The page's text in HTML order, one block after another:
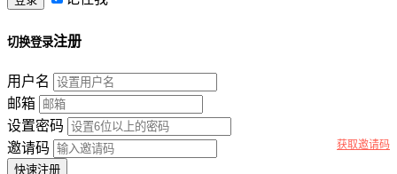
切换登录注册
用户名
邮箱
设置密码
邀请码
获取邀请码